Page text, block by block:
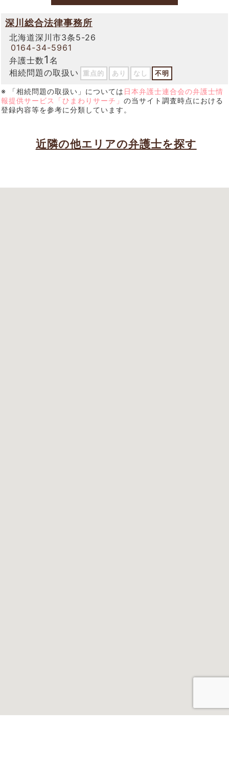
深川総合法律事務所
北海道深川市3条5-26
0164-34-5961
弁護士数1 名
相続問題の取扱い
重点的 あり なし 不明
※ 「相続問題の取扱い」については 日本弁護士連合会の弁護士情
報提供サービス「ひまわりサーチ」 の当サイト調査時点における
登録内容等を参考に分類しています。
近隣の他エリアの弁護士を探す